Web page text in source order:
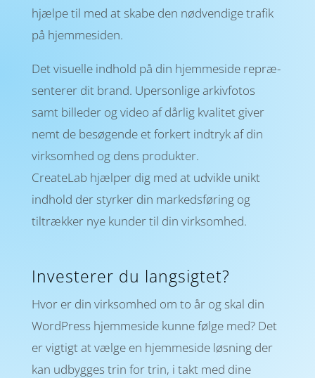
hjælpe til med at skabe den nød­ven­dige trafik
på hjemme­siden.
Det visuelle indhold på din hjemmeside repræ­
senterer dit brand. Uper­sonlige arkiv­fotos
samt bille­der og video af dårlig kvali­tet giver
nemt de besøgende et for­kert indtryk af din
virk­somhed og dens produkter.
CreateLab hjælper dig med at udvikle unikt
indhold der styrker din markedsføring og
tiltrækker nye kunder til din virksomhed.
Investerer du langsigtet?
Hvor er din virksomhed om to år og skal din
WordPress hjemmeside kunne følge med? Det
er vigtigt at vælge en hjemmeside løsning der
kan udbygges trin for trin, i takt med dine